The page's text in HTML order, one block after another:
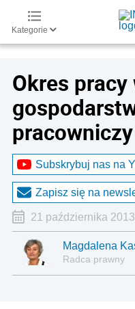
Kategorie
Okres pracy
Subskrybuj nas na
Zapisz się na
21 października
Magdalena
Radca prawny